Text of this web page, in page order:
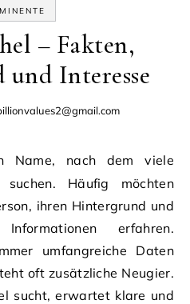
– Fakten,
Interesse
Häufig möchten
ihren Hintergrund und
erfahren.
umfangreiche Daten
oft zusätzliche Neugier.
sucht, erwartet klare und